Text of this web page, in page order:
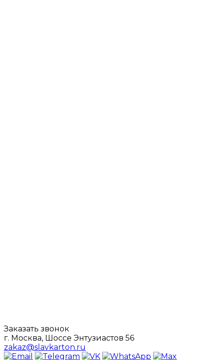
Заказать звонок
г. Москва, Шоссе Энтузиастов 56
zakaz@slavkarton.ru